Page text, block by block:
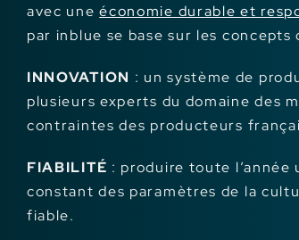
avec uneéconomie durable et
par inblue se base sur les concepts
INNOVATION : un système de
plusieurs experts du domaine des
contraintes des producteurs
FIABILITÉ : produire toute
constant des paramètres de la
fiable.